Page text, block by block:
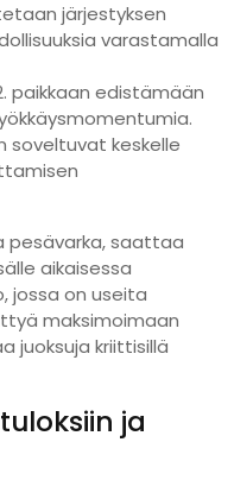
järjestyksen
varastamalla
paikkaan edistämään
soveltuvat keskelle
pesävarka, saattaa
aikaisessa
jossa on useita
maksimoimaan
juoksuja kriittisillä
ja